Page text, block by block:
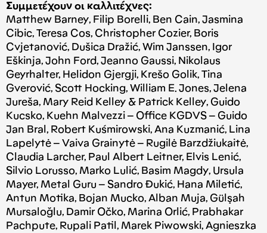
Συμμετέχουν οι καλλιτέχνες:
Matthew Barney, Filip Borelli, Ben Cain, Jasmina
Cibic, Teresa Cos, Christopher Cozier, Boris
Cvjetanović, Dušica Dražić, Wim Janssen, Igor
Eškinja, John Ford, Jeanno Gaussi, Nikolaus
Geyrhalter, Helidon Gjergji, Krešo Golik, Tina
Gverović, Scott Hocking, William E. Jones, Jelena
Jureša, Mary Reid Kelley & Patrick Kelley, Guido
Kucsko, Kuehn Malvezzi – Office KGDVS – Guido
Jan Bral, Robert Kuśmirowski, Ana Kuzmanić, Lina
Lapelytė – Vaiva Grainytė – Rugilė Barzdžiukaitė,
Claudia Larcher, Paul Albert Leitner, Elvis Lenić,
Silvio Lorusso, Marko Lulić, Basim Magdy, Ursula
Mayer, Metal Guru – Sandro Đukić, Hana Miletić,
Antun Motika, Bojan Mucko, Alban Muja, Gülşah
Mursaloğlu, Damir Očko, Marina Orlić, Prabhakar
Pachpute, Rupali Patil, Marek Piwowski, Agnieszka